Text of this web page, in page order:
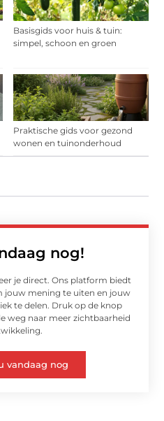
Basisgids voor huis & tuin:
simpel, schoon en groen
Praktische gids voor gezond
wonen en tuinonderhoud
nog!
je direct. Ons platform biedt
jouw mening te uiten en jouw
te delen. Druk op de knop
weg naar meer zichtbaarheid
vandaag nog